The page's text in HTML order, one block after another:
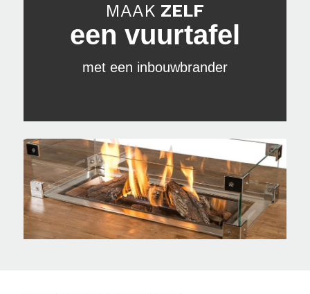
MAAK ZELF
een vuurtafel
met een inbouwbrander